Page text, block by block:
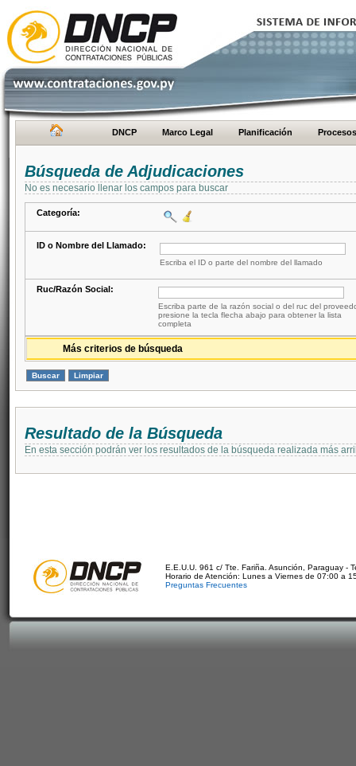
DNCP Marco Legal Planificación Procesos
Búsqueda de Adjudicaciones
No es necesario llenar los campos para buscar
Categoría:
ID o Nombre del Llamado:
Escriba el ID o parte del nombre del llamado
Ruc/Razón Social:
Escriba parte de la razón social o del ruc del
presione la tecla flecha abajo para obtener la lista
completa
Más criterios de búsqueda
Resultado de la Búsqueda
En esta sección podrán ver los resultados de la búsqueda realizada más
E.E.U.U. 961 c/ Tte. Fariña. Asunción, Paraguay -
Horario de Atención: Lunes a Viernes de 07:00 a
Preguntas Frecuentes